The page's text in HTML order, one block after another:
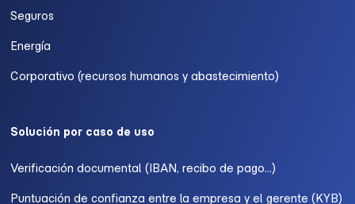
Seguros
Energía
Corporativo (recursos humanos y abastecimiento)
Solución por caso de uso
Verificación documental (IBAN, recibo de pago...)
Puntuación de confianza entre la empresa y el gerente (KYB)